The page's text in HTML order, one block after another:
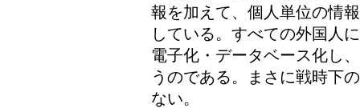
報を加えて、個人単位の情
している。すべての外国人
電子化・データベース化し
うのである。まさに戦時下
ない。